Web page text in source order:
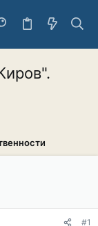
#1